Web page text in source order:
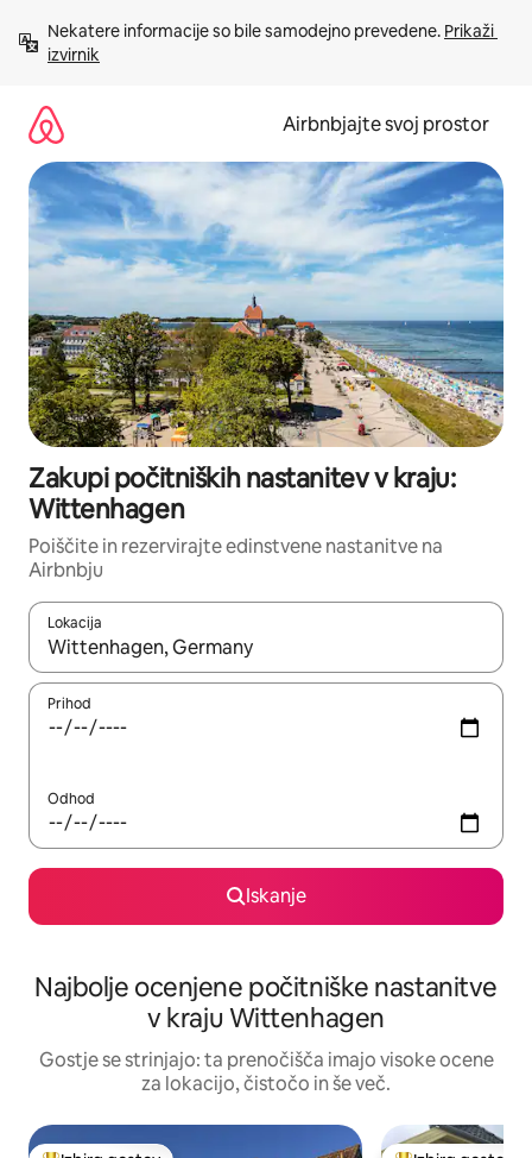
vsebino
Nekatere informacije so bile samodejno prevedene. Prikaži
izvirnik
Airbnbjajte svoj prostor
Zakupi počitniških nastanitev v kraju:
Wittenhagen
Poiščite in rezervirajte edinstvene nastanitve na
Airbnbju
Lokacija
Ko so rezultati na voljo, krmarite s puščičnima tipkama gor in
Prihod
Odhod
Iskanje
Najbolje ocenjene počitniške nastanitve
v kraju Wittenhagen
Gostje se strinjajo: ta prenočišča imajo visoke ocene
za lokacijo, čistočo in še več.